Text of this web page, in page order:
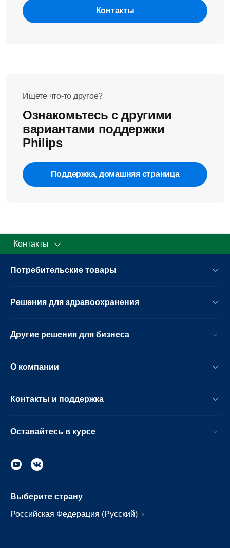
Контакты
Ищете что-то другое?
Ознакомьтесь с другими
вариантами поддержки
Philips
Поддержка, домашняя страница
Контакты
Потребительские товары
Решения для здравоохранения
Другие решения для бизнеса
О компании
Контакты и поддержка
Оставайтесь в курсе
Выберите страну
Российская Федерация (Русский)